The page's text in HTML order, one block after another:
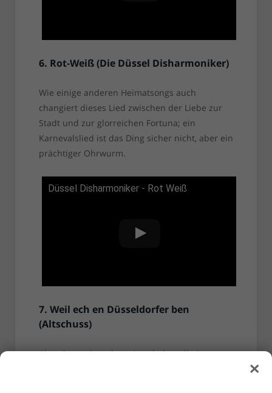
6. Rot-Weiß (Die Düssel Disharmoniker)
Wie einige anderen Heimatsongs auch
changiert dieses Lied zwischen der Liebe zur
Stadt und zur glorreichen Fortuna; ein
Karnevalslied ist das Ding sicher nicht, aber ein
prächtiger Ohrwurm.
Düssel Disharmoniker - Rot Weiß
7. Weil ech en Düsseldorfer ben
(Altschuss)
Als müsste sie es beweisen haben die Jungs
×